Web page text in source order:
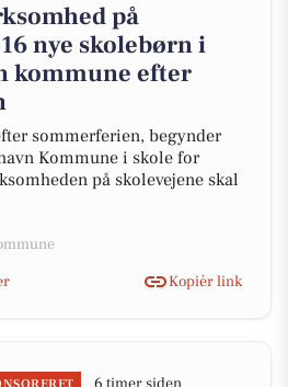
på
nye skolebørn i
kommune efter
sommerferien, begynder
Kommune i skole for
på skolevejene skal
Kopiér link